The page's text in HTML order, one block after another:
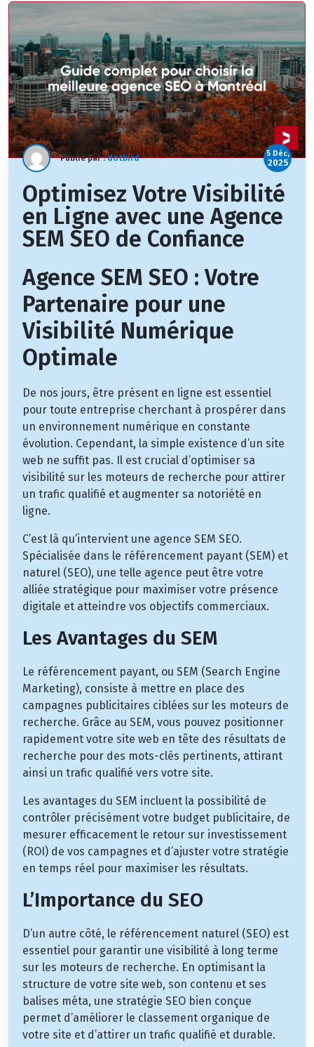
Publié par :dotbird 5 Déc,
2025
Optimisez Votre Visibilité
en Ligne avec une Agence
SEM SEO de Confiance
Agence SEM SEO : Votre
Partenaire pour une
Visibilité Numérique
Optimale
De nos jours, être présent en ligne est essentiel
pour toute entreprise cherchant à prospérer dans
un environnement numérique en constante
évolution. Cependant, la simple existence d’un site
web ne suffit pas. Il est crucial d’optimiser sa
visibilité sur les moteurs de recherche pour attirer
un trafic qualifié et augmenter sa notoriété en
ligne.
C’est là qu’intervient une agence SEM SEO.
Spécialisée dans le référencement payant (SEM) et
naturel (SEO), une telle agence peut être votre
alliée stratégique pour maximiser votre présence
digitale et atteindre vos objectifs commerciaux.
Les Avantages du SEM
Le référencement payant, ou SEM (Search Engine
Marketing), consiste à mettre en place des
campagnes publicitaires ciblées sur les moteurs de
recherche. Grâce au SEM, vous pouvez positionner
rapidement votre site web en tête des résultats de
recherche pour des mots-clés pertinents, attirant
ainsi un trafic qualifié vers votre site.
Les avantages du SEM incluent la possibilité de
contrôler précisément votre budget publicitaire, de
mesurer efficacement le retour sur investissement
(ROI) de vos campagnes et d’ajuster votre stratégie
en temps réel pour maximiser les résultats.
L’Importance du SEO
D’un autre côté, le référencement naturel (SEO) est
essentiel pour garantir une visibilité à long terme
sur les moteurs de recherche. En optimisant la
structure de votre site web, son contenu et ses
balises méta, une stratégie SEO bien conçue
permet d’améliorer le classement organique de
votre site et d’attirer un trafic qualifié et durable.